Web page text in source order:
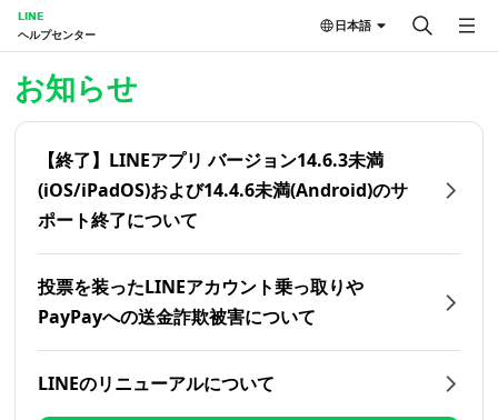
LINE
ヘルプセンター
日本語
お知らせ
【終了】LINEアプリ バージョン14.6.3未満
(iOS/iPadOS)および14.4.6未満(Android)のサ
ポート終了について
投票を装ったLINEアカウント乗っ取りや
PayPayへの送金詐欺被害について
LINEのリニューアルについて